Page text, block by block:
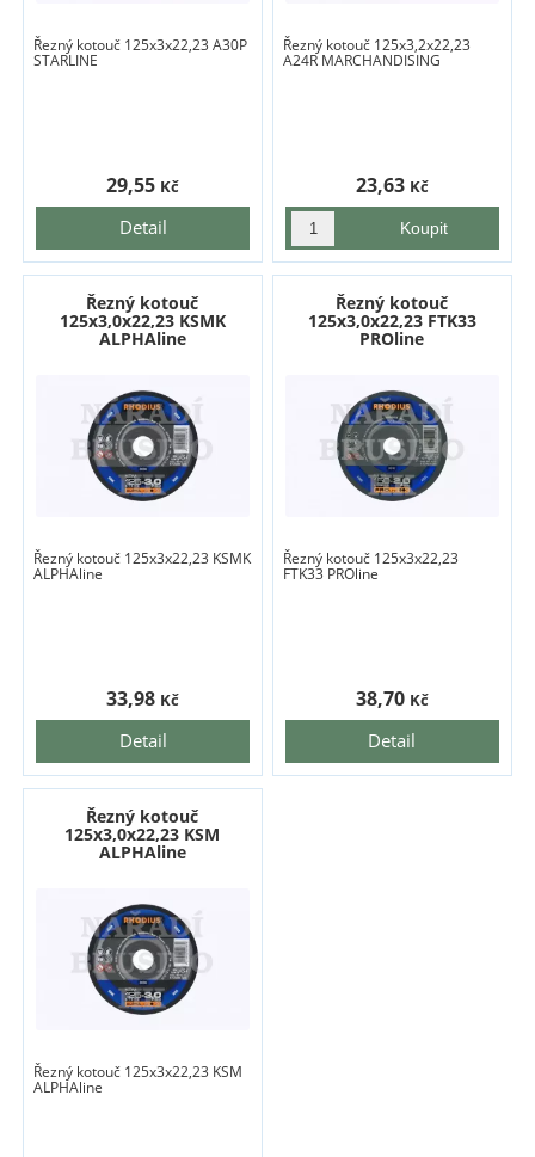
Řezný kotouč 125x3x22,23 A30P
STARLINE
Detail
29,55 Kč
Řezný kotouč 125x3,2x22,23
A24R MARCHANDISING
23,63 Kč
Řezný kotouč
125x3,0x22,23 KSMK
ALPHAline
Řezný kotouč 125x3x22,23 KSMK
ALPHAline
Detail
33,98 Kč
Řezný kotouč
125x3,0x22,23 FTK33
PROline
Řezný kotouč 125x3x22,23
FTK33 PROline
Detail
38,70 Kč
Řezný kotouč
125x3,0x22,23 KSM
ALPHAline
Řezný kotouč 125x3x22,23 KSM
ALPHAline